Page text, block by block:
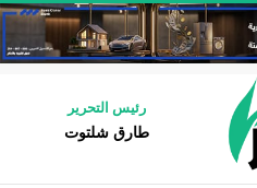
رئيس التحرير
طارق شلتوت